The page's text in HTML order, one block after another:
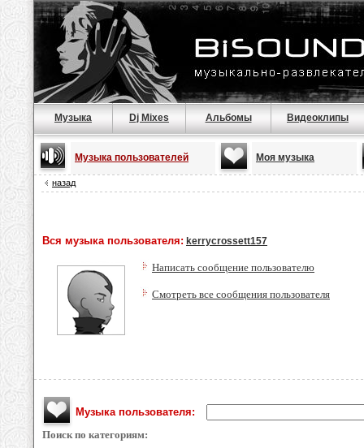
Музыка Dj Mixes Альбомы Видеоклипы
Музыка пользователей Моя музыка
назад
Вся музыка пользователя: kerrycrossett157
Написать сообщение пользователю
Смотреть все сообщения пользователя
Музыка пользователя:
Поиск по категориям: